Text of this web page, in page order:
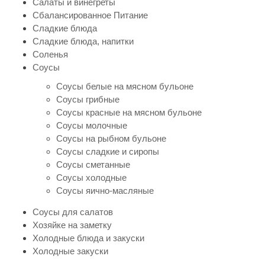
Сбалансированное Питание
Сладкие блюда
Сладкие блюда, напитки
Соленья
Соусы
Соусы белые на мясном бульоне
Соусы грибные
Соусы красные на мясном бульоне
Соусы молочные
Соусы на рыбном бульоне
Соусы сладкие и сиропы
Соусы сметанные
Соусы холодные
Соусы яично-масляные
Соусы для салатов
Хозяйке на заметку
Холодные блюда и закуски
Холодные закуски